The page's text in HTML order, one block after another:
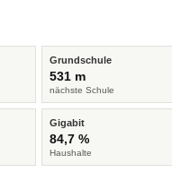
Grundschule
531 m
nächste Schule
Gigabit
84,7 %
Haushalte